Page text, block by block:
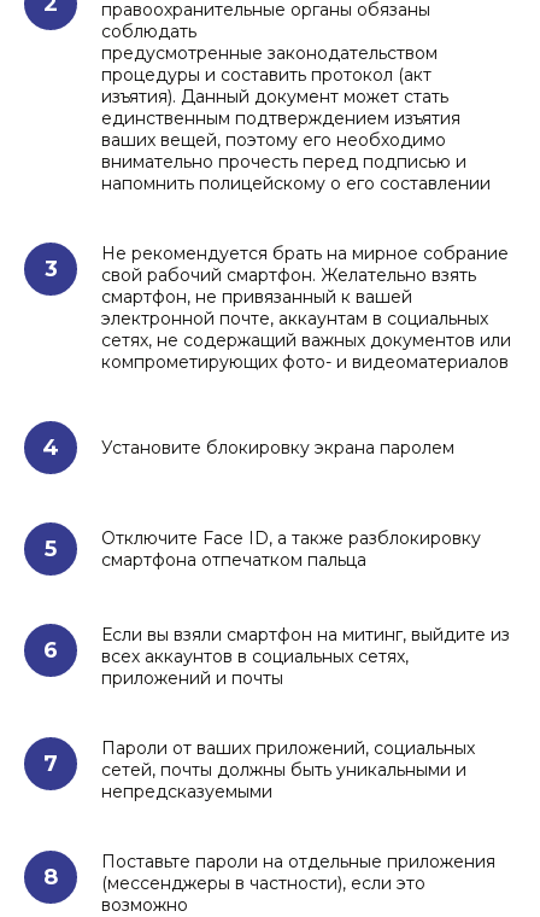
правоохранительные органы обязаны
соблюдать
предусмотренные законодательством
процедуры и составить протокол (акт
изъятия). Данный документ может стать
единственным подтверждением изъятия
ваших вещей, поэтому его необходимо
внимательно прочесть перед подписью и
напомнить полицейскому о его составлении
3
Не рекомендуется брать на мирное собрание
свой рабочий смартфон. Желательно взять
смартфон, не привязанный к вашей
электронной почте, аккаунтам в социальных
сетях, не содержащий важных документов или
компрометирующих фото- и видеоматериалов
4 Установите блокировку экрана паролем
5
Отключите Face ID, а также разблокировку
смартфона отпечатком пальца
6
Если вы взяли смартфон на митинг, выйдите из
всех аккаунтов в социальных сетях,
приложений и почты
7
Пароли от ваших приложений, социальных
сетей, почты должны быть уникальными и
непредсказуемыми
8
Поставьте пароли на отдельные приложения
(мессенджеры в частности), если это
возможно